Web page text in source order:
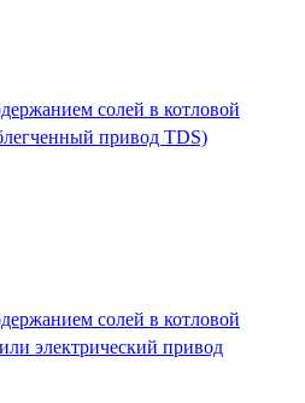
солей в котловой
привод TDS)
солей в котловой
электрический привод